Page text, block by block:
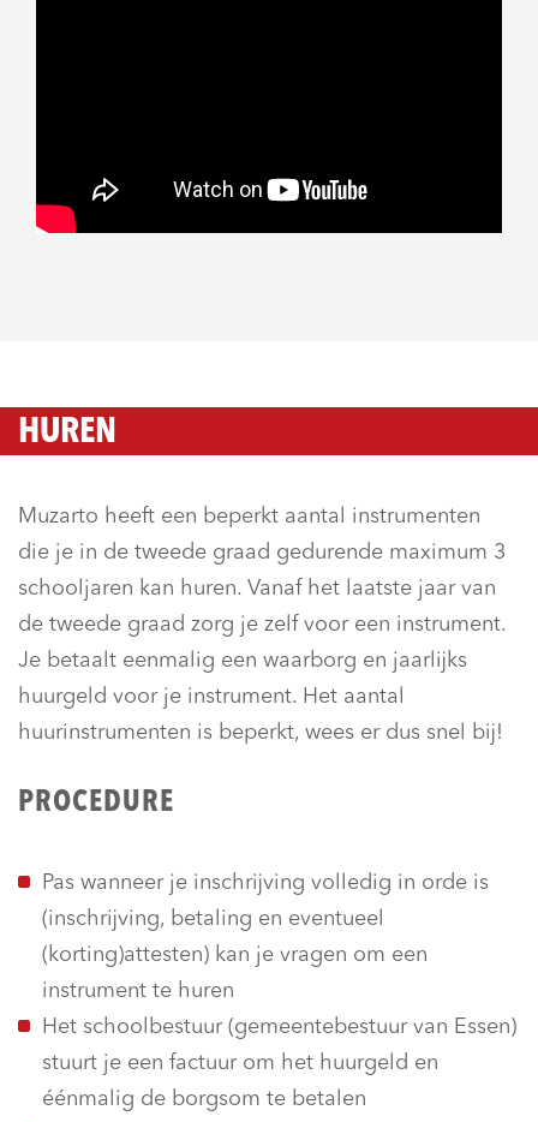
HUREN
Muzarto heeft een beperkt aantal instrumenten
die je in de tweede graad gedurende maximum 3
schooljaren kan huren. Vanaf het laatste jaar van
de tweede graad zorg je zelf voor een instrument.
Je betaalt eenmalig een waarborg en jaarlijks
huurgeld voor je instrument. Het aantal
huurinstrumenten is beperkt, wees er dus snel bij!
PROCEDURE
Pas wanneer je inschrijving volledig in orde is
(inschrijving, betaling en eventueel
(korting)attesten) kan je vragen om een
instrument te huren
Het schoolbestuur (gemeentebestuur van Essen)
stuurt je een factuur om het huurgeld en
éénmalig de borgsom te betalen